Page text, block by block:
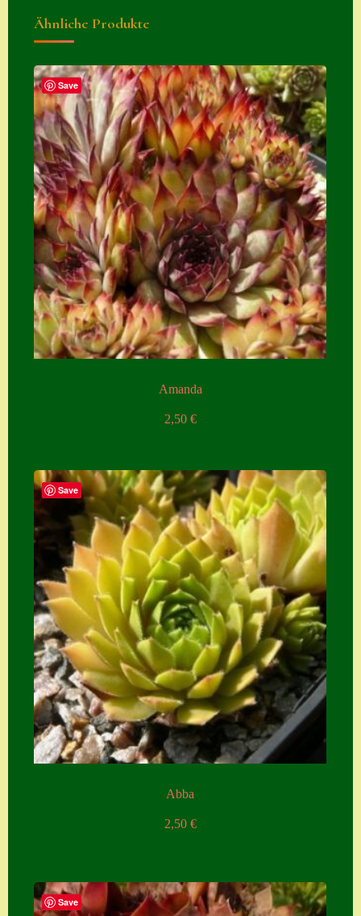
Widerrufsbelehru
ng
Zahlung
Zahlungs- &
Versandinfos
Zubehör
Zubehör
Ähnliche Produkte
Save
Amanda
2,50 €
Save
Abba
2,50 €
Save